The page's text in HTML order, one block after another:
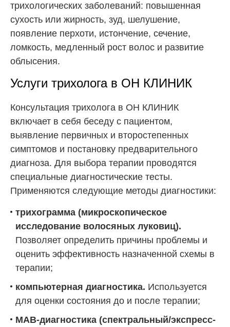
трихологических заболеваний: повышенная
сухость или жирность, зуд, шелушение,
появление перхоти, истончение, сечение,
ломкость, медленный рост волос и развитие
облысения.
Услуги трихолога в ОН КЛИНИК
Консультация трихолога в ОН КЛИНИК
включает в себя беседу с пациентом,
выявление первичных и второстепенных
симптомов и постановку предварительного
диагноза. Для выбора терапии проводятся
специальные диагностические тесты.
Применяются следующие методы диагностики:
трихограмма (микроскопическое
исследование волосяных луковиц).
Позволяет определить причины проблемы и
оценить эффективность назначенной схемы в
терапии;
компьютерная диагностика. Используется
для оценки состояния до и после терапии;
МАВ-диагностика (спектральный/экспресс-